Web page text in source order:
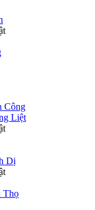
Công
Liệt
Dị
Thọ